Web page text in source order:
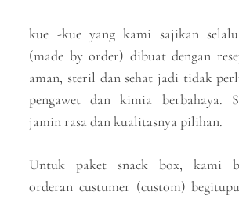
kue -kue yang kami sajikan
(made by order) dibuat dengan
aman, steril dan sehat jadi tidak
pengawet dan kimia berbahaya.
jamin rasa dan kualitasnya pilihan.
Untuk paket snack box, kami
orderan custumer (custom)